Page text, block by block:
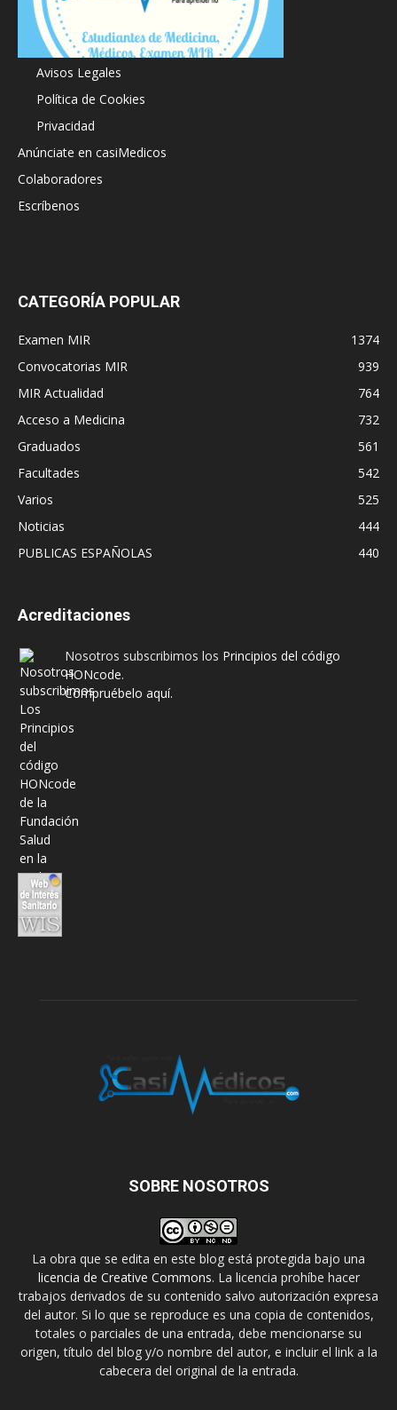
Acerca de
Avisos Legales
Política de Cookies
Privacidad
Anúnciate en casiMedicos
Colaboradores
Escríbenos
CATEGORÍA POPULAR
Examen MIR
1374
Convocatorias MIR
939
MIR Actualidad
764
Acceso a Medicina
732
Graduados
561
Facultades
542
Varios
525
Noticias
444
PUBLICAS ESPAÑOLAS
440
Acreditaciones
Nosotros subscribimos los Principios del código
HONcode.
Compruébelo aquí.
SOBRE NOSOTROS
La obra que se edita en este blog está protegida bajo una
licencia de Creative Commons. La licencia prohíbe hacer
trabajos derivados de su contenido salvo autorización expresa
del autor. Si lo que se reproduce es una copia de contenidos,
totales o parciales de una entrada, debe mencionarse su
origen, título del blog y/o nombre del autor, e incluir el link a la
cabecera del original de la entrada.